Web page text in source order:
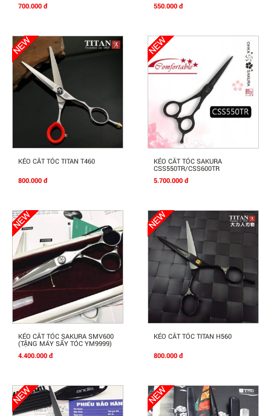
700.000 đ
550.000 đ
Mua Ngay
KÉO CẮT TÓC TITAN T460
800.000 đ
Mua Ngay
KÉO CẮT TÓC SAKURA
CSS550TR/CSS600TR
5.700.000 đ
Mua Ngay
KÉO CẮT TÓC SAKURA SMV600
(TẶNG MÁY SẤY TÓC YM9999)
4.400.000 đ
Mua Ngay
KÉO CẮT TÓC TITAN H560
800.000 đ